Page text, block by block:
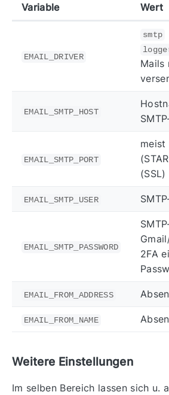
Variable Wert
EMAIL_DRIVER
smtp
Mails
EMAIL_SMTP_HOST
EMAIL_SMTP_PORT
meist
(SSL)
EMAIL_SMTP_USER
EMAIL_SMTP_PASSWORD
2FA
EMAIL_FROM_ADDRESS
EMAIL_FROM_NAME
Weitere Einstellungen
Im selben Bereich lassen sich u.